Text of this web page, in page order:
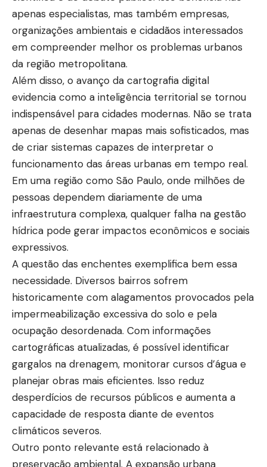
apenas especialistas, mas também empresas,
organizações ambientais e cidadãos interessados
em compreender melhor os problemas urbanos
da região metropolitana.
Além disso, o avanço da cartografia digital
evidencia como a inteligência territorial se tornou
indispensável para cidades modernas. Não se trata
apenas de desenhar mapas mais sofisticados, mas
de criar sistemas capazes de interpretar o
funcionamento das áreas urbanas em tempo real.
Em uma região como São Paulo, onde milhões de
pessoas dependem diariamente de uma
infraestrutura complexa, qualquer falha na gestão
hídrica pode gerar impactos econômicos e sociais
expressivos.
A questão das enchentes exemplifica bem essa
necessidade. Diversos bairros sofrem
historicamente com alagamentos provocados pela
impermeabilização excessiva do solo e pela
ocupação desordenada. Com informações
cartográficas atualizadas, é possível identificar
gargalos na drenagem, monitorar cursos d’água e
planejar obras mais eficientes. Isso reduz
desperdícios de recursos públicos e aumenta a
capacidade de resposta diante de eventos
climáticos severos.
Outro ponto relevante está relacionado à
preservação ambiental. A expansão urbana